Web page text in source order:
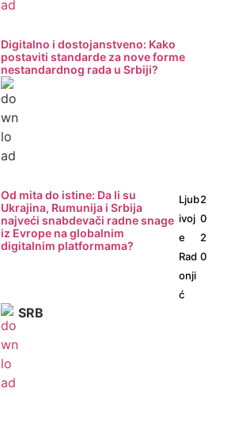
Digitalno i dostojanstveno: Kako
postaviti standarde za nove forme
nestandardnog rada u Srbiji?
Od mita do istine: Da li su
Ukrajina, Rumunija i Srbija
najveći snabdevači radne snage
iz Evrope na globalnim
digitalnim platformama?
Ljub
ivoj
e
Rad
onji
ć
2
0
2
0
SRB